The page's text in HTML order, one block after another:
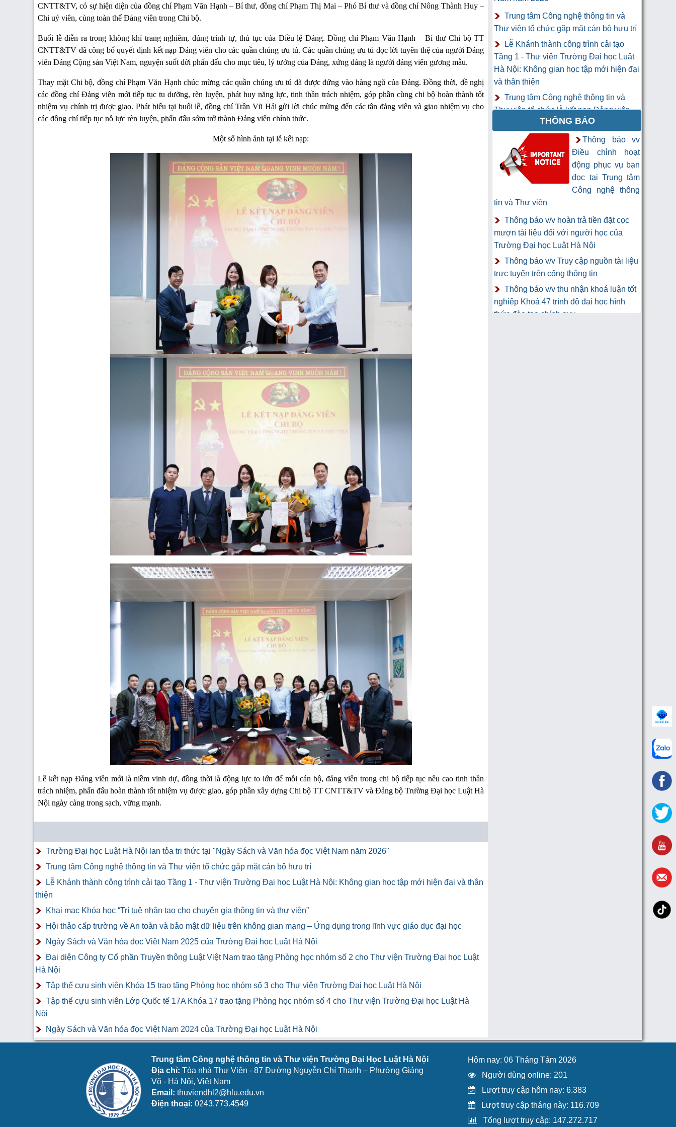
CNTT&TV, có sự hiện diện của đồng chí Phạm Văn Hạnh – Bí thư, đồng chí Phạm Thị Mai – Phó Bí thư và đồng chí Nông Thành Huy –
Chi uỷ viên, cùng toàn thể Đảng viên trong Chi bộ.
Buổi lễ diễn ra trong không khí trang nghiêm, đúng trình tự, thủ tục của Điều lệ Đảng. Đồng chí Phạm Văn Hạnh – Bí thư Chi bộ TT
CNTT&TV đã công bố quyết định kết nạp Đảng viên cho các quần chúng ưu tú. Các quần chúng ưu tú đọc lời tuyên thệ của người Đảng
viên Đảng Cộng sản Việt Nam, nguyện suốt đời phấn đấu cho mục tiêu, lý tưởng của Đảng, xứng đáng là người đảng viên gương mẫu.
Thay mặt Chi bộ, đồng chí Phạm Văn Hạnh chúc mừng các quần chúng ưu tú đã được đứng vào hàng ngũ của Đảng. Đồng thời, đề nghị
các đồng chí Đảng viên mới tiếp tục tu dưỡng, rèn luyện, phát huy năng lực, tinh thần trách nhiệm, góp phần cùng chi bộ hoàn thành tốt
nhiệm vụ chính trị được giao. Phát biểu tại buổi lễ, đồng chí Trần Vũ Hải gửi lời chúc mừng đến các tân đảng viên và giao nhiệm vụ cho
các đồng chí tiếp tục nỗ lực rèn luyện, phấn đấu sớm trở thành Đảng viên chính thức.
Một số hình ảnh tại lễ kết nạp:
Lễ kết nạp Đảng viên mới là niềm vinh dự, đồng thời là động lực to lớn để mỗi cán bộ, đảng viên trong chi bộ tiếp tục nêu cao tinh thần
trách nhiệm, phấn đấu hoàn thành tốt nhiệm vụ được giao, góp phần xây dựng Chi bộ TT CNTT&TV và Đảng bộ Trường Đại học Luật Hà
Nội ngày càng trong sạch, vững mạnh.
Trường Đại học Luật Hà Nội lan tỏa tri thức tại "Ngày Sách và Văn hóa đọc Việt Nam năm 2026"
Trung tâm Công nghệ thông tin và Thư viện tổ chức gặp mặt cán bộ hưu trí
Lễ Khánh thành công trình cải tạo Tầng 1 - Thư viện Trường Đại học Luật Hà Nội: Không gian học tập mới hiện đại và thân
thiện
Khai mạc Khóa học “Trí tuệ nhân tạo cho chuyên gia thông tin và thư viện”
Hội thảo cấp trường về An toàn và bảo mật dữ liệu trên không gian mạng – Ứng dụng trong lĩnh vực giáo dục đại học
Ngày Sách và Văn hóa đọc Việt Nam 2025 của Trường Đại học Luật Hà Nội
Đại diện Công ty Cổ phần Truyền thông Luật Việt Nam trao tặng Phòng học nhóm số 2 cho Thư viện Trường Đại học Luật
Hà Nội
Tập thể cựu sinh viên Khóa 15 trao tặng Phòng học nhóm số 3 cho Thư viện Trường Đại học Luật Hà Nội
Tập thể cựu sinh viên Lớp Quốc tế 17A Khóa 17 trao tặng Phòng học nhóm số 4 cho Thư viện Trường Đại học Luật Hà
Nội
Ngày Sách và Văn hóa đọc Việt Nam 2024 của Trường Đại học Luật Hà Nội
Trung tâm Công nghệ thông tin và
Thư viện tổ chức gặp mặt cán bộ hưu trí
Lễ Khánh thành công trình cải tạo
Tầng 1 - Thư viện Trường Đại học Luật
Hà Nội: Không gian học tập mới hiện đại
và thân thiện
Trung tâm Công nghệ thông tin và
Thư viện tổ chức lễ kết nạp Đảng viên
Khai mạc Khóa học “Trí tuệ nhân tạo
cho chuyên gia thông tin và thư viện”
THÔNG BÁO
Thông báo vv
Điều chỉnh hoạt
động phục vụ bạn
đọc tại Trung tâm
Công nghệ thông
tin và Thư viện
Thông báo v/v hoàn trả tiền đặt cọc
mượn tài liệu đối với người học của
Trường Đại học Luật Hà Nội
Thông báo v/v Truy cập nguồn tài liệu
trực tuyến trên cổng thông tin
Thông báo v/v thu nhận khoá luận tốt
nghiệp Khoá 47 trình độ đại học hình
thức đào tạo chính quy
Trung tâm Công nghệ thông tin và Thư viện Trường Đại Học Luật Hà Nội
Địa chỉ: Tòa nhà Thư Viện - 87 Đường Nguyễn Chí Thanh – Phường Giảng
Võ - Hà Nội, Việt Nam
Email: thuviendhl2@hlu.edu.vn
Điện thoại: 0243.773.4549
Hôm nay: 06 Tháng Tám 2026
Người dùng online: 201
Lượt truy cập hôm nay: 6.383
Lượt truy cập tháng này: 116.709
Tổng lượt truy cập: 147.272.717